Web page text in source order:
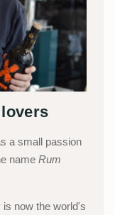
a small passion
name Rum
now the world's